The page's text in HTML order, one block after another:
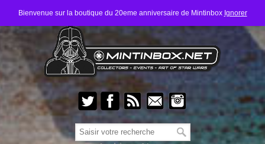
Bienvenue sur la boutique du 20eme anniversaire de Mintinbox Ignorer